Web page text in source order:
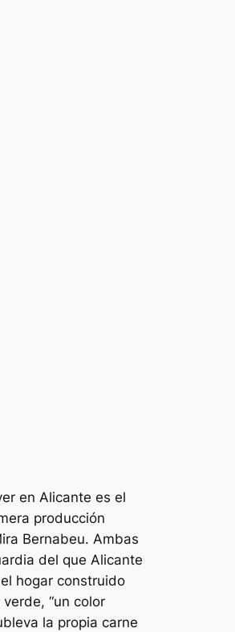
en Alicante es el
producción
Bernabeu. Ambas
del que Alicante
hogar construido
“un color
la propia carne